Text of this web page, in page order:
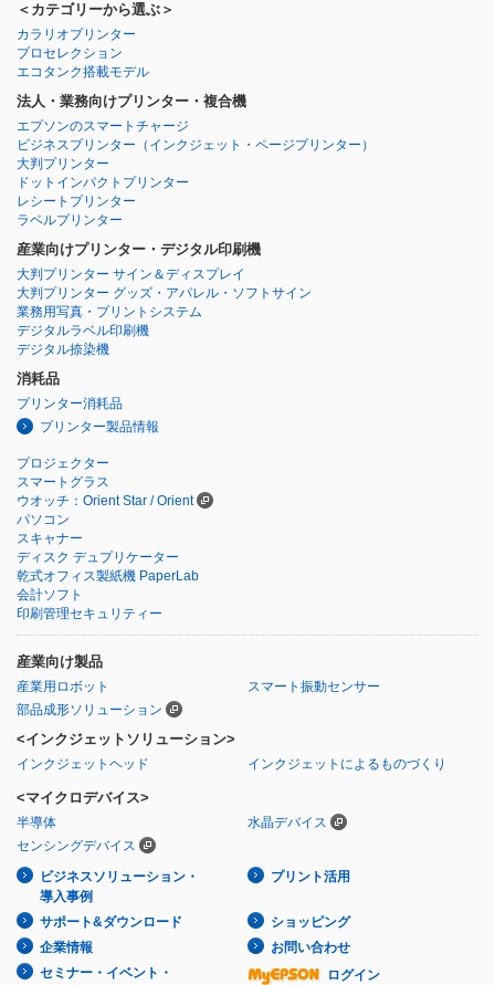
＜カテゴリーから選ぶ＞
カラリオプリンター
プロセレクション
エコタンク搭載モデル
法人・業務向けプリンター・複合機
エプソンのスマートチャージ
ビジネスプリンター （インクジェット・ページプリンター）
大判プリンター
ドットインパクトプリンター
レシートプリンター
ラベルプリンター
産業向けプリンター・デジタル印刷機
大判プリンター サイン＆ディスプレイ
大判プリンター グッズ・アパレル・ソフトサイン
業務用写真・プリントシステム
デジタルラベル印刷機
デジタル捺染機
消耗品
プリンター消耗品
プリンター製品情報
プロジェクター
スマートグラス
ウオッチ：Orient Star / Orient
パソコン
スキャナー
ディスク デュプリケーター
乾式オフィス製紙機 PaperLab
会計ソフト
印刷管理セキュリティー
産業向け製品
産業用ロボット
スマート振動センサー
部品成形ソリューション
<インクジェットソリューション>
インクジェットヘッド インクジェットによるものづくり
<マイクロデバイス>
半導体
水晶デバイス
センシングデバイス
ビジネスソリューション・
導入事例
プリント活用
サポート&ダウンロード
ショッピング
企業情報
お問い合わせ
セミナー・イベント・
ログイン